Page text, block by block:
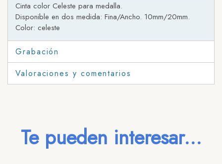
Cinta color Celeste para medalla.
Disponible en dos medida: Fina/Ancho. 10mm/20mm.
Color: celeste
Grabación
Valoraciones y comentarios
Te pueden interesar...